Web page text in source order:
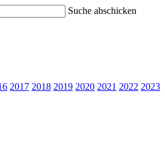
Suche abschicken
2017 2018 2019 2020 2021 2022 2023